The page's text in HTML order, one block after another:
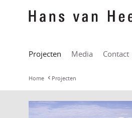
Projecten Media Contact
Home Projecten